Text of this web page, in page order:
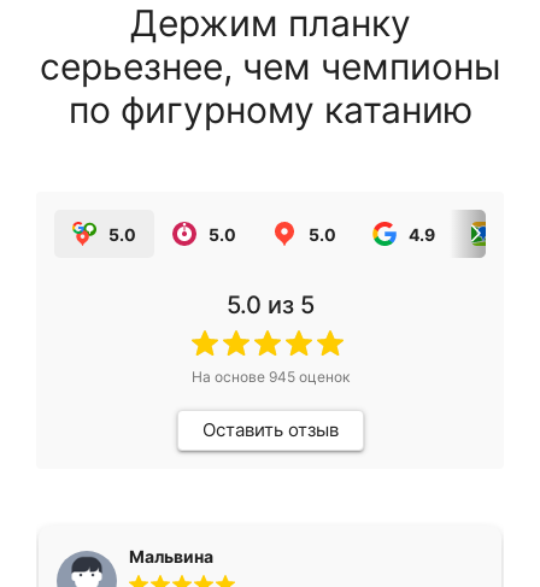
Держим планку
серьезнее, чем чемпионы
по фигурному катанию
5.0 5.0 5.0 4.9
5.0 из 5
На основе 945оценок
Оставить отзыв
Мальвина